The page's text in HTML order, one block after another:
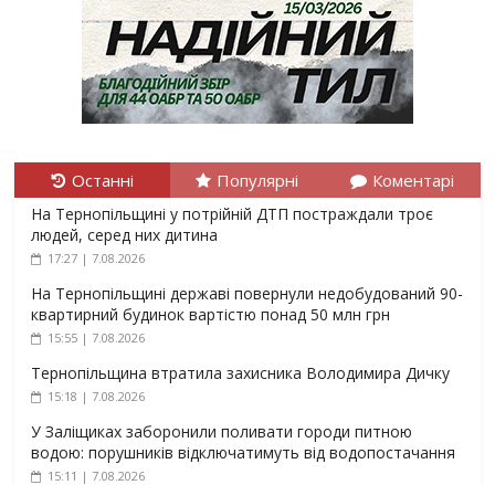
Останні Популярні Коментарі
На Тернопільщині у потрійній ДТП постраждали троє
людей, серед них дитина
17:27 | 7.08.2026
На Тернопільщині державі повернули недобудований 90-
квартирний будинок вартістю понад 50 млн грн
15:55 | 7.08.2026
Тернопільщина втратила захисника Володимира Дичку
15:18 | 7.08.2026
У Заліщиках заборонили поливати городи питною
водою: порушників відключатимуть від водопостачання
15:11 | 7.08.2026